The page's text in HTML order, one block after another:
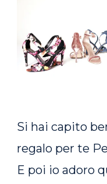
Si hai capito
regalo per te
E poi io adoro